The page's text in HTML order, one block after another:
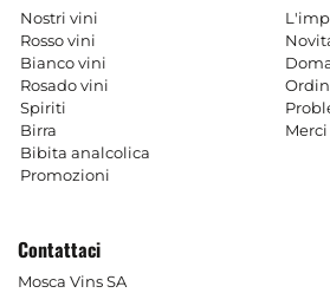
Nostri vini
Rosso vini
Bianco vini
Rosado vini
Spiriti
Birra
Bibita analcolica
Promozioni
Contattaci
Mosca Vins SA